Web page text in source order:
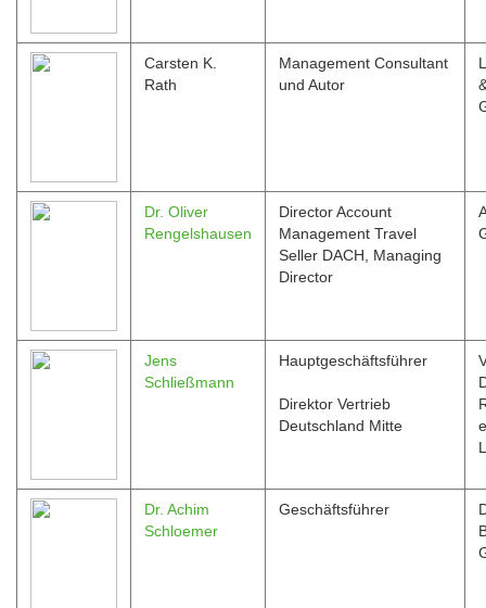
Carsten K.
Rath
Management Consultant
und Autor
Dr. Oliver
Rengelshausen
Director Account
Management Travel
Seller DACH, Managing
Director
Jens
Schließmann
Hauptgeschäftsführer
Direktor Vertrieb
Deutschland Mitte
Dr. Achim
Schloemer
Geschäftsführer